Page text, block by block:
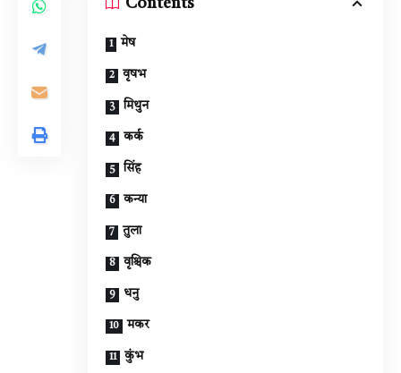
मेष
वृषभ
मिथुन
कर्क
सिंह
कन्या
तुला
वृश्चिक
धनु
मकर
कुंभ